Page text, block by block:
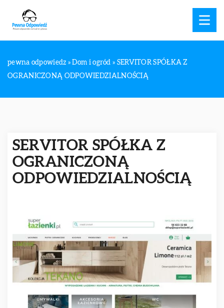
pewna odpowiedz »Dom i ogród » SERVITOR SPÓŁKA Z
OGRANICZONĄ ODPOWIEDZIALNOŚCIĄ
SERVITOR SPÓŁKA Z
OGRANICZONĄ
ODPOWIEDZIALNOŚCIĄ